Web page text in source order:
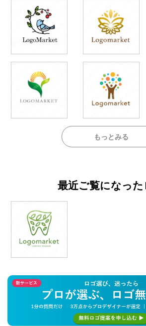
もっとみる
最近ご覧になっ